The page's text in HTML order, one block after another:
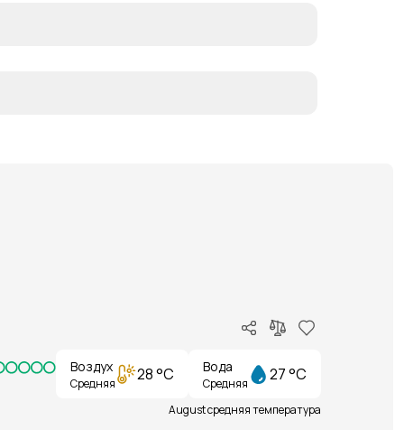
Воздух
Средняя 28 °C Вода
Средняя 27 °C
August средняя температура